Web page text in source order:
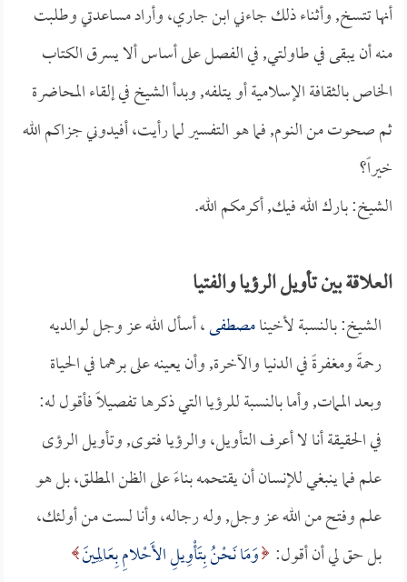
أنها تتسخ, وأثناء ذلك جاءني ابن جاري، وأراد مساعدتي وطلبت
منه أن يبقى في طاولتي, في الفصل على أساس ألا يسرق الكتاب
الخاص بالثقافة الإسلامية أو يتلفه, وبدأ الشيخ في إلقاء المحاضرة
ثم صحوت من النوم, فما هو التفسير لما رأيت، أفيدوني جزاكم الله
خيراً؟
الشيخ: بارك الله فيك, أكرمكم الله.
العلاقة بين تأويل الرؤيا والفتيا
الشيخ: بالنسبة لأخينامصطفى، أسأل الله عز وجل لوالديه
رحمةً ومغفرةً في الدنيا والآخرة, وأن يعينه على برهما في الحياة
وبعد الممات, وأما بالنسبة للرؤيا التي ذكرها تفصيلاً فأقول له:
في الحقيقة أنا لا أعرف التأويل، والرؤيا فتوى, وتأويل الرؤى
علم فما ينبغي للإنسان أن يقتحمه بناءً على الظن المطلق، بل هو
علم وفتح من الله عز وجل, وله رجاله، وأنا لست من أولئك،
بل حق لي أن أقول: وَمَا نَحْنُ بِتَأْوِيلِ الأَحْلامِ بِعَالِمِينَ